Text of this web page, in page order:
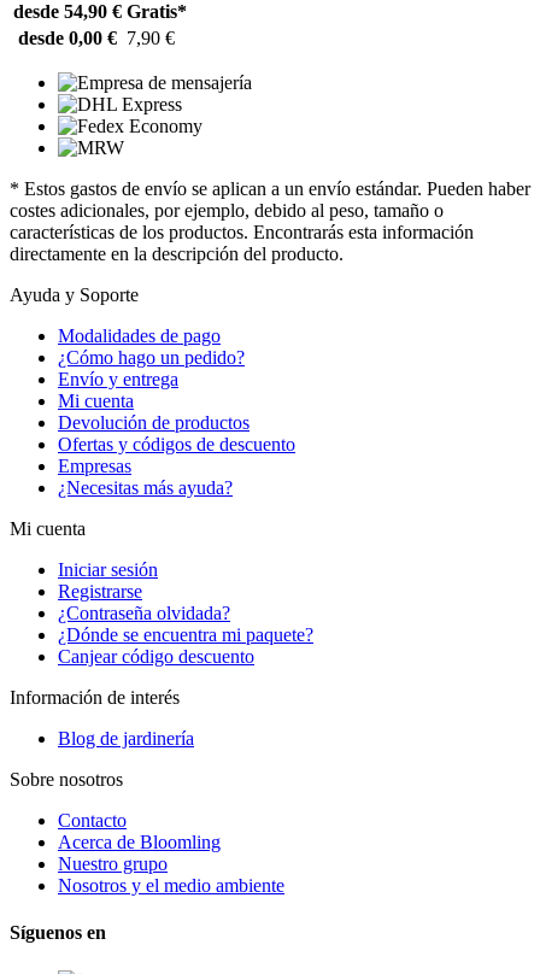
desde 54,90 € Gratis*
desde 0,00 € 7,90 €
* Estos gastos de envío se aplican a un envío estándar. Pueden haber
costes adicionales, por ejemplo, debido al peso, tamaño o
características de los productos. Encontrarás esta información
directamente en la descripción del producto.
Ayuda y Soporte
Modalidades de pago
¿Cómo hago un pedido?
Envío y entrega
Mi cuenta
Devolución de productos
Ofertas y códigos de descuento
Empresas
¿Necesitas más ayuda?
Mi cuenta
Iniciar sesión
Registrarse
¿Contraseña olvidada?
¿Dónde se encuentra mi paquete?
Canjear código descuento
Información de interés
Blog de jardinería
Sobre nosotros
Contacto
Acerca de Bloomling
Nuestro grupo
Nosotros y el medio ambiente
Síguenos en